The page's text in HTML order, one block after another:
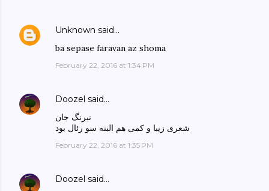
Unknown said…
ba sepase faravan az shoma
February 22, 2016 at 1:34 PM
Doozel said…
نیرنگ جان
شعری زیبا و کمی هم البته سو رئال بود
February 22, 2016 at 1:35 PM
Doozel said…